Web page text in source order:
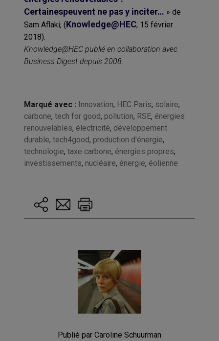
Certainespeuvent ne pas y inciter… » de
Sam Aflaki, (Knowledge@HEC, 15 février
2018).
Knowledge@HEC publié en collaboration avec
Business Digest depuis 2008.
Marqué avec : Innovation, HEC Paris, solaire,
carbone, tech for good, pollution, RSE, énergies
renouvelables, électricité, développement
durable, tech4good, production d'énergie,
technologie, taxe carbone, énergies propres,
investissements, nucléaire, énergie, éolienne
Publié par Caroline Schuurman